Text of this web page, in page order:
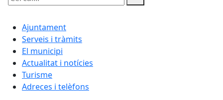
Cercar:
Ajuntament
Serveis i tràmits
El municipi
Actualitat i notícies
Turisme
Adreces i telèfons